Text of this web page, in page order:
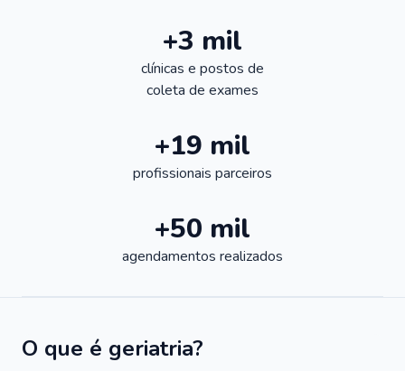
+3 mil
clínicas e postos de
coleta de exames
+19 mil
profissionais parceiros
+50 mil
agendamentos realizados
O que é geriatria?